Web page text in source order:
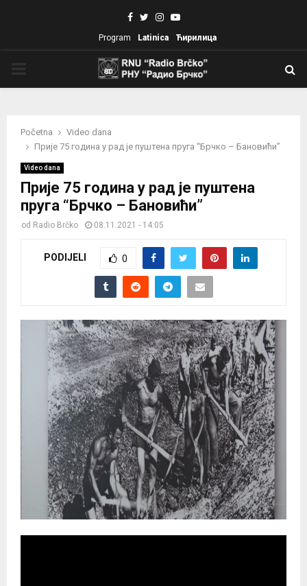
Facebook
TwitterInstagram
Youtube
Program Latinica Ћирилица
Početna
Video dana
Прије 75 година у рад је пуштена пруга “Брчко – Бановићи”
Video dana
Прије 75 година у рад је пуштена
пруга “Брчко – Бановићи”
od Radio Brčko 08.11.2021 - 14:05
PODIJELI 0